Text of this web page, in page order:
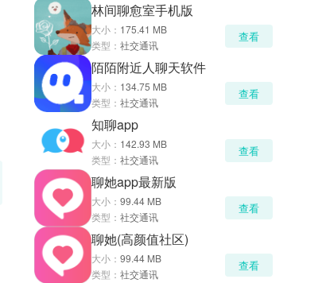
林间聊愈室手机版
大小： 175.41 MB
类型： 社交通讯
查看
陌陌附近人聊天软件
大小： 134.75 MB
类型： 社交通讯
查看
知聊app
大小： 142.93 MB
类型： 社交通讯
查看
聊她app最新版
大小： 99.44 MB
类型： 社交通讯
查看
聊她(高颜值社区)
大小： 99.44 MB
类型： 社交通讯
查看